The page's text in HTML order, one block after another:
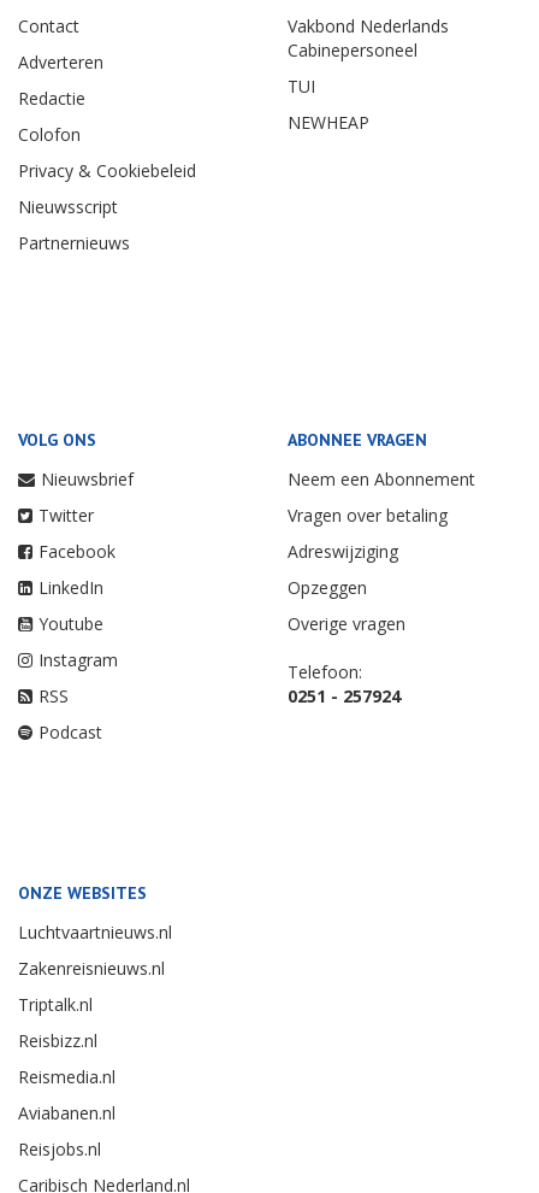
Contact
Adverteren
Redactie
Colofon
Privacy & Cookiebeleid
Nieuwsscript
Partnernieuws
Vakbond Nederlands
Cabinepersoneel
TUI
NEWHEAP
VOLG ONS
Nieuwsbrief
Twitter
Facebook
LinkedIn
Youtube
Instagram
RSS
Podcast
ABONNEE VRAGEN
Neem een Abonnement
Vragen over betaling
Adreswijziging
Opzeggen
Overige vragen
Telefoon:
0251 - 257924
ONZE WEBSITES
Luchtvaartnieuws.nl
Zakenreisnieuws.nl
Triptalk.nl
Reisbizz.nl
Reismedia.nl
Aviabanen.nl
Reisjobs.nl
Caribisch Nederland.nl